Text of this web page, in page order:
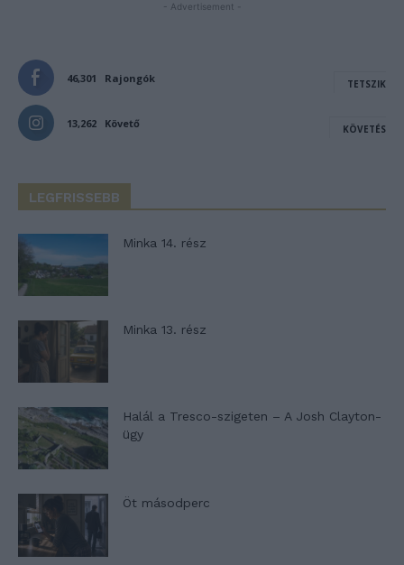
- Advertisement -
46,301 Rajongók TETSZIK
13,262 Követő KÖVETÉS
LEGFRISSEBB
Minka 14. rész
Minka 13. rész
Halál a Tresco-szigeten – A Josh Clayton-
ügy
Öt másodperc